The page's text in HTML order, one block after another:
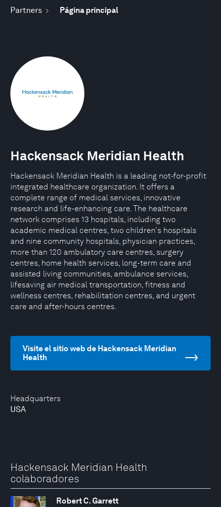
Partners Página principal
Headquarters
USA
Hackensack Meridian Health
Hackensack Meridian Health is a leading not-for-profit
integrated healthcare organization. It offers a
complete range of medical services, innovative
research and life-enhancing care. The healthcare
network comprises 13 hospitals, including two
academic medical centres, two children's hospitals
and nine community hospitals, physician practices,
more than 120 ambulatory care centres, surgery
centres, home health services, long-term care and
assisted living communities, ambulance services,
lifesaving air medical transportation, fitness and
wellness centres, rehabilitation centres, and urgent
care and after-hours centres.
Visite el sitio web de Hackensack Meridian
Health
Hackensack Meridian Health
colaboradores
Robert C. Garrett